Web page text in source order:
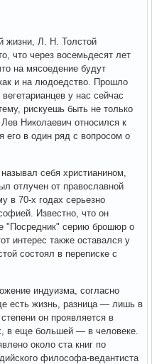
жизни, Л. Н. Толстой
что через восемьдесят лет
на мясоедение будут
и на людоедство. Прошло
у нас сейчас
рискуешь быть не только
Николаевич относился к
его в один pяд с вопpосом о
себя христианином,
отлучен от православной
в 70-х годах серьезно
Известно, что он
"Посредник" серию брошюр о
интерес также оставался у
состоял в переписке с
индуизма, согласно
есть жизнь, разница — лишь в
он проявляется в
в еще большей — в человеке.
около ста книг по
философа-ведантиста